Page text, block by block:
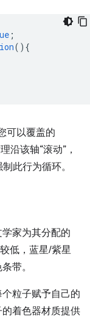
;
(){
可以覆盖的
沿该轴“滚动”，
此行为循环。
家为其分配的
低，蓝星/紫星
带。
粒子赋予自己的
着色器材质提供